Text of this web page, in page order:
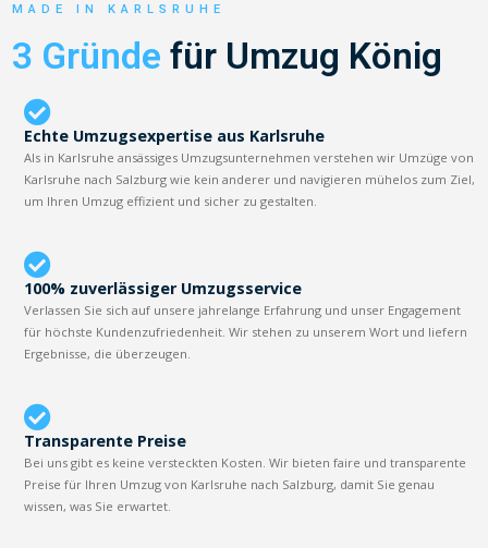
MADE IN KARLSRUHE
3 Gründe für Umzug König
Echte Umzugsexpertise aus Karlsruhe
Als in Karlsruhe ansässiges Umzugsunternehmen verstehen wir Umzüge von
Karlsruhe nach Salzburg wie kein anderer und navigieren mühelos zum Ziel,
um Ihren Umzug effizient und sicher zu gestalten.
100% zuverlässiger Umzugsservice
Verlassen Sie sich auf unsere jahrelange Erfahrung und unser Engagement
für höchste Kundenzufriedenheit. Wir stehen zu unserem Wort und liefern
Ergebnisse, die überzeugen.
Transparente Preise
Bei uns gibt es keine versteckten Kosten. Wir bieten faire und transparente
Preise für Ihren Umzug von Karlsruhe nach Salzburg, damit Sie genau
wissen, was Sie erwartet.